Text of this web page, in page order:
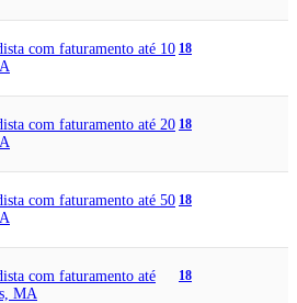
com faturamento até 10 18
com faturamento até 20 18
com faturamento até 50 18
com faturamento até
MA
18